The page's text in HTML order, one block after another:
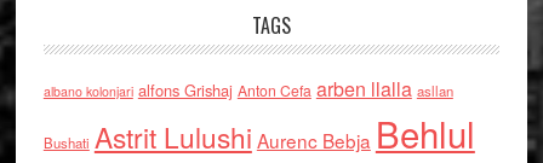
TAGS
albano kolonjari alfons Grishaj Anton Cefa arben llalla asllan
Bushati Astrit Lulushi Aurenc Bebja Behlul